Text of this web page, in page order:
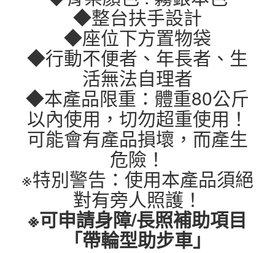
◆整台扶手設計
◆座位下方置物袋
◆行動不便者、年長者、生
活無法自理者
◆本產品限重：體重80公斤
以內使用，切勿超重使用！
可能會有產品損壞，而產生
危險！
※特別警告：使用本產品須絕
對有旁人照護！
※可申請身障/長照補助項目
「帶輪型助步車」